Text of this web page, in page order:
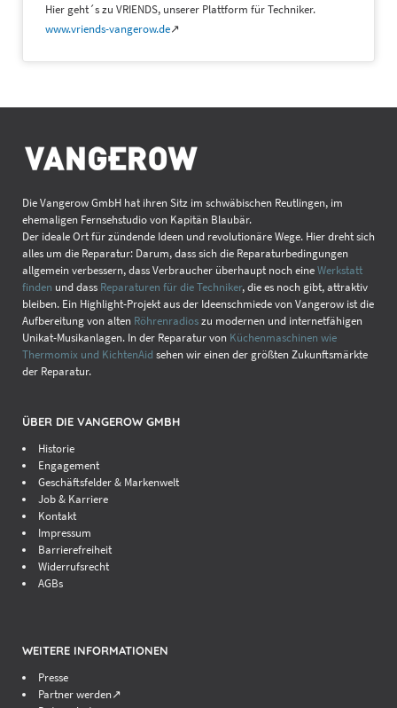
Hier geht´s zu VRIENDS, unserer Plattform für Techniker.
www.vriends-vangerow.de↗
Die Vangerow GmbH hat ihren Sitz im schwäbischen Reutlingen, im
ehemaligen Fernsehstudio von Kapitän Blaubär.
Der ideale Ort für zündende Ideen und revolutionäre Wege. Hier dreht sich
alles um die Reparatur: Darum, dass sich die Reparaturbedingungen
allgemein verbessern, dass Verbraucher überhaupt noch eineWerkstatt
finden und dass Reparaturen für die Techniker, die es noch gibt, attraktiv
bleiben. Ein Highlight-Projekt aus der Ideenschmiede von Vangerow ist die
Aufbereitung von alten Röhrenradioszu modernen und internetfähigen
Unikat-Musikanlagen. In der Reparatur von Küchenmaschinen wie
Thermomix und KichtenAid sehen wir einen der größten Zukunftsmärkte
der Reparatur.
ÜBER DIE VANGEROW GMBH
Historie
Engagement
Geschäftsfelder & Markenwelt
Job & Karriere
Kontakt
Impressum
Barrierefreiheit
Widerrufsrecht
AGBs
WEITERE INFORMATIONEN
Presse
Partner werden↗